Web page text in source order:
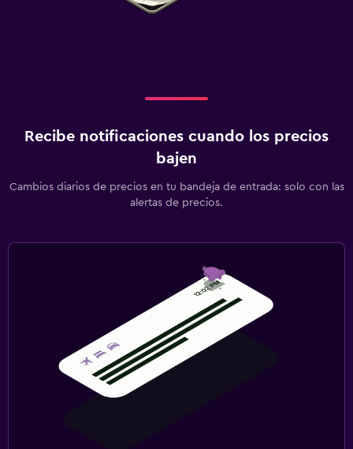
Zona de trabajo
Recibe notificaciones cuando los precios
bajen
Cambios diarios de precios en tu bandeja de entrada: solo con las
alertas de precios.